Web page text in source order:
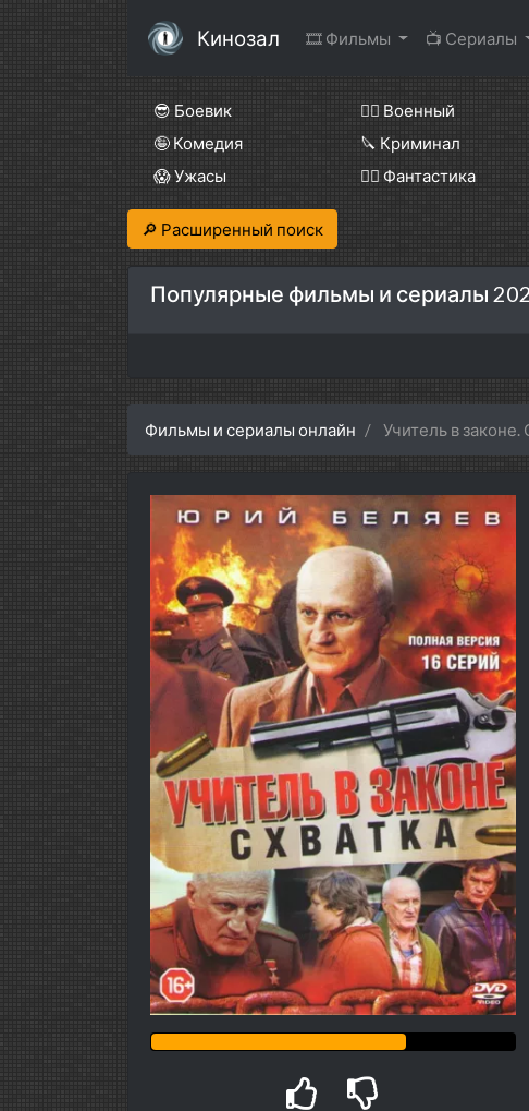
Кинозал 🎞 Фильмы 📺 Сериалы
😎 Боевик 👨‍✈️ Военный
🤪 Комедия
🔪 Криминал
😱 Ужасы
🧙‍♀️ Фантастика
🔎 Расширенный поиск
Популярные фильмы и сериалы
Фильмы и сериалы онлайн Учитель в законе.